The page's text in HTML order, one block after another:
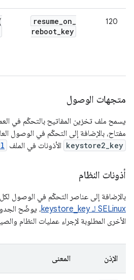
120
resume_on_
reboot_key
متجهات الوصول
يسمح ملف تخزين المفاتيح بالتحكّم في
مفتاح، بالإضافة إلى التحكّم في الوصول
keystore2_key الأذونات في الملف
أذونات النظام
بالإضافة إلى عناصر التحكّم في الوصول
SELinux لـ keystore_key
الأخرى المطلوبة لإجراء عمليات النظام
الإذن المعنى